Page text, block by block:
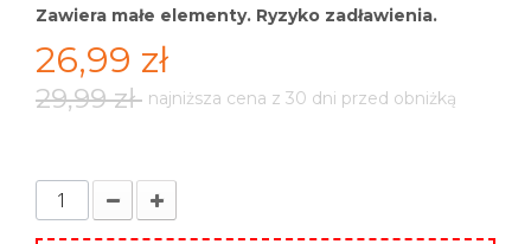
Zawiera małe elementy. Ryzyko zadławienia.
26,99 zł
29,99 zł najniższa cena z 30 dni przed obniżką